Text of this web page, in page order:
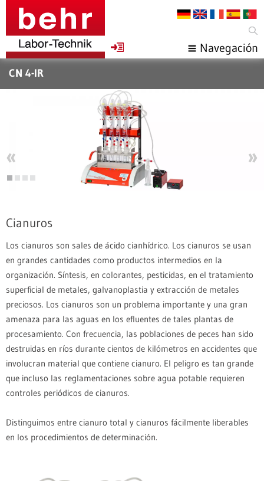
Navegación
CN 4-IR
CN 6
« »
1 2 3 4
Cianuros
Los cianuros son sales de ácido cianhídrico. Los cianuros se usan
en grandes cantidades como productos intermedios en la
organización. Síntesis, en colorantes, pesticidas, en el tratamiento
superficial de metales, galvanoplastia y extracción de metales
preciosos. Los cianuros son un problema importante y una gran
amenaza para las aguas en los efluentes de tales plantas de
procesamiento. Con frecuencia, las poblaciones de peces han sido
destruidas en ríos durante cientos de kilómetros en accidentes que
involucran material que contiene cianuro. El peligro es tan grande
que incluso las reglamentaciones sobre agua potable requieren
controles periódicos de cianuros.
Distinguimos entre cianuro total y cianuros fácilmente liberables
en los procedimientos de determinación.